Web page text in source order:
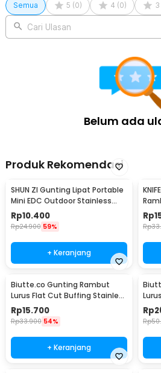
Semua 5 (0) 4 (0) 3
Cari Ulasan
Belum ada
Produk Rekomendasi
SHUN ZI Gunting Lipat Portable
Mini EDC Outdoor Stainless
Steel 20Gr13 - FS-08
Rp10.400
Rp24.900 59%
+ Keranjang
Rp
Rp
Biutte.co Gunting Rambut
Lurus Flat Cut Buffing Stainless
Steel 4Cr13 - BHT002
Rp15.700
Rp33.900 54%
+ Keranjang
Rp
Rp